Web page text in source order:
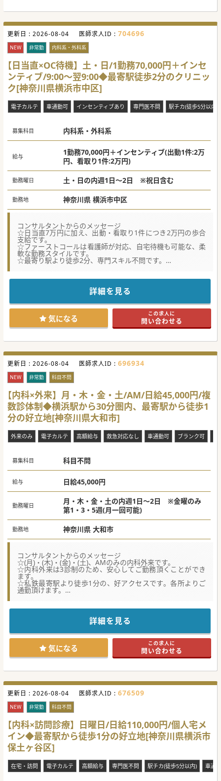
更新日 : 2026-08-04 医師求人ID : 704696
NEW 非常勤 内科系・外科系
【日当直×OC待機】土・日/1勤務70,000円＋インセ
ンティブ/9:00～翌9:00◆最寄駅徒歩2分のクリニッ
ク[神奈川県横浜市中区]
電子カルテ 車通勤可 インセンティブあり 専門医不問 駅チカ(徒歩5分以内)
募集科目 内科系・外科系
給与
1勤務70,000円＋インセンティブ(出動1件:2万
円、看取り1件:2万円)
勤務曜日 土・日の内週1日～2日 ※祝日含む
勤務地 神奈川県 横浜市中区
コンサルタントからのメッセージ
☆日当直7万円に加え、出動・看取り1件につき2万円の歩合
支給です。
☆ファーストコールは看護師が対応、自宅待機も可能な、柔
軟な勤務スタイルです。
☆最寄り駅より徒歩2分、専門スキル不問です。
☆土・日の募集です。まずはお問い合わせください。
詳細を見る
気になる この求人に
問い合わせる
更新日 : 2026-08-04 医師求人ID : 696934
NEW 非常勤 科目不問
【内科×外来】月・木・金・土/AM/日給45,000円/複
数診体制◆横浜駅から30分圏内、最寄駅から徒歩1
分の好立地[神奈川県大和市]
外来のみ 電子カルテ 高額給与 救急対応なし 車通勤可 ブランク可
募集科目 科目不問
給与 日給45,000円
勤務曜日
月・木・金・土の内週1日～2日 ※金曜のみ
第1・3・5週(月一回可能)
勤務地 神奈川県 大和市
コンサルタントからのメッセージ
☆(月)・(木)・(金)・(土)、AMのみの内科外来です。
☆内科外来は3診制のため、安心してご勤務頂くことができ
ます。
☆私鉄最寄駅より徒歩1分の、好アクセスです。各所よりご
通勤頂けます。
☆経営が安定している大手法人グループの、系列病院からの
詳細を見る
気になる この求人に
問い合わせる
更新日 : 2026-08-04 医師求人ID : 676509
NEW 非常勤 科目不問
【内科×訪問診療】日曜日/日給110,000円/個人宅メ
イン◆最寄駅から徒歩1分の好立地[神奈川県横浜市
保土ヶ谷区]
在宅・訪問 電子カルテ 高額給与 専門医不問 駅チカ(徒歩5分以内) 車通